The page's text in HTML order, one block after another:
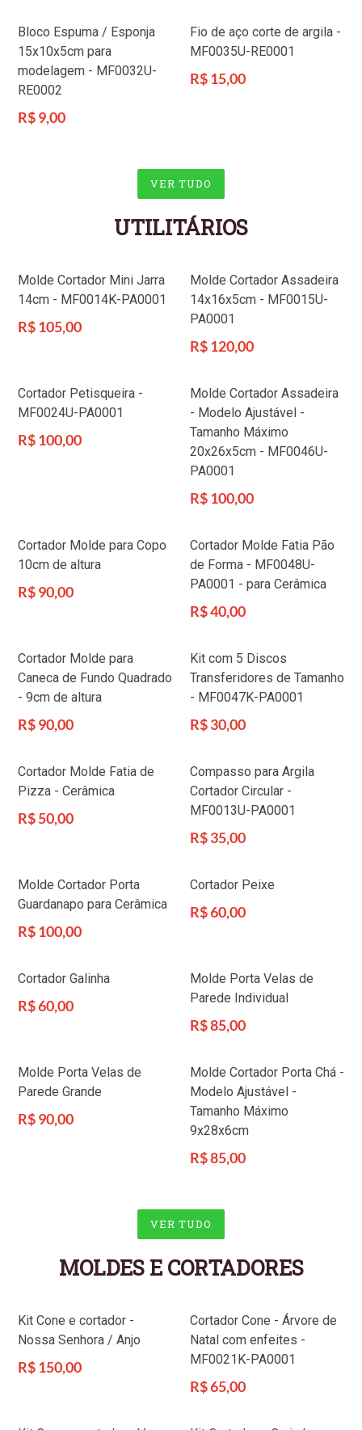
Bloco Espuma / Esponja
15x10x5cm para
modelagem - MF0032U-
RE0002
Preço
R$ 9,00
Fio de aço corte de argila -
MF0035U-RE0001
Preço
R$ 15,00
VER TUDO
UTILITÁRIOS
Molde Cortador Mini Jarra
14cm - MF0014K-PA0001
Preço
R$ 105,00
Molde Cortador Assadeira
14x16x5cm - MF0015U-
PA0001
Preço
R$ 120,00
Cortador Petisqueira -
MF0024U-PA0001
Preço
R$ 100,00
Molde Cortador Assadeira
- Modelo Ajustável -
Tamanho Máximo
20x26x5cm - MF0046U-
PA0001
Preço
R$ 100,00
Cortador Molde para Copo
10cm de altura
Preço
R$ 90,00
Cortador Molde Fatia Pão
de Forma - MF0048U-
PA0001 - para Cerâmica
Preço
R$ 40,00
Cortador Molde para
Caneca de Fundo Quadrado
- 9cm de altura
Preço
R$ 90,00
Kit com 5 Discos
Transferidores de Tamanho
- MF0047K-PA0001
Preço
R$ 30,00
Cortador Molde Fatia de
Pizza - Cerâmica
Preço
R$ 50,00
Compasso para Argila
Cortador Circular -
MF0013U-PA0001
Preço
R$ 35,00
Molde Cortador Porta
Guardanapo para Cerâmica
Preço
R$ 100,00
Cortador Peixe
Preço
R$ 60,00
Cortador Galinha
Preço
R$ 60,00
Molde Porta Velas de
Parede Individual
Preço
R$ 85,00
Molde Porta Velas de
Parede Grande
Preço
R$ 90,00
Molde Cortador Porta Chá -
Modelo Ajustável -
Tamanho Máximo
9x28x6cm
Preço
R$ 85,00
VER TUDO
MOLDES E CORTADORES
Kit Cone e cortador -
Nossa Senhora / Anjo
Preço
R$ 150,00
Cortador Cone - Árvore de
Natal com enfeites -
MF0021K-PA0001
Preço
R$ 65,00